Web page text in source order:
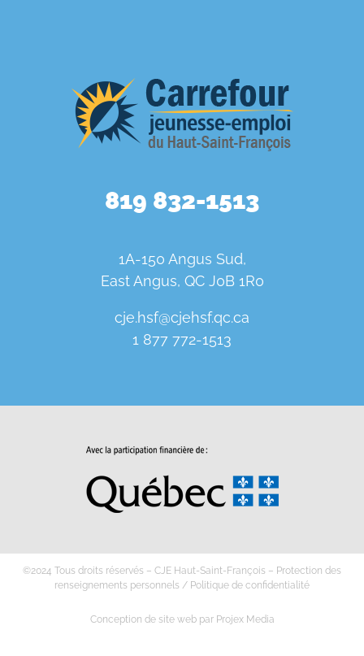
819 832-1513
1A-150 Angus Sud,
East Angus, QC J0B 1R0
cje.hsf@cjehsf.qc.ca
1 877 772-1513
©2024 Tous droits réservés – CJE Haut-Saint-François – Protection des
renseignements personnels / Politique de confidentialité
Conception de site webpar Projex Media